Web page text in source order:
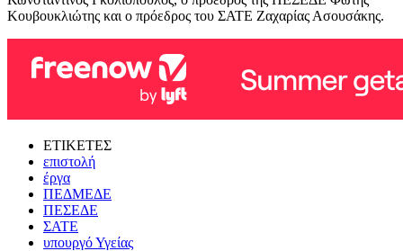
Κουβουκλιώτης και ο πρόεδρος του ΣΑΤΕ Ζαχαρίας Ασουσάκης.
ΕΤΙΚΕΤΕΣ
επιστολή
έργα
ΠΕΔΜΕΔΕ
ΠΕΣΕΔΕ
ΣΑΤΕ
υπουργό Υγείας